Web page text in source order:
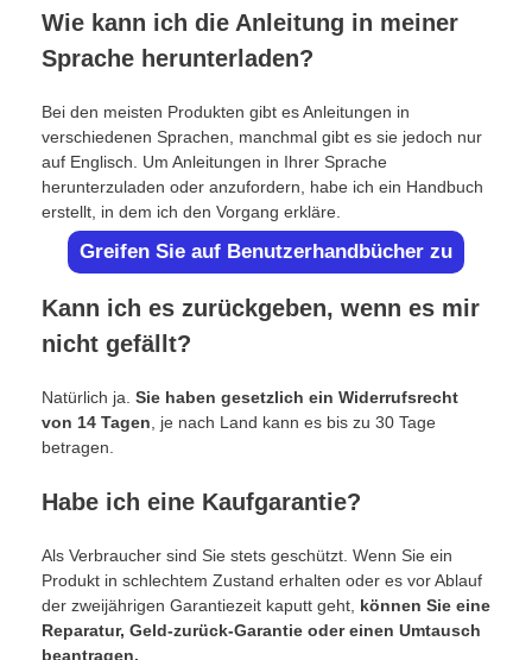
Wie kann ich die Anleitung in meiner
Sprache herunterladen?
Bei den meisten Produkten gibt es Anleitungen in
verschiedenen Sprachen, manchmal gibt es sie jedoch nur
auf Englisch. Um Anleitungen in Ihrer Sprache
herunterzuladen oder anzufordern, habe ich ein Handbuch
erstellt, in dem ich den Vorgang erkläre.
Greifen Sie auf Benutzerhandbücher zu
Kann ich es zurückgeben, wenn es mir
nicht gefällt?
Natürlich ja. Sie haben gesetzlich ein Widerrufsrecht
von 14 Tagen, je nach Land kann es bis zu 30 Tage
betragen.
Habe ich eine Kaufgarantie?
Als Verbraucher sind Sie stets geschützt. Wenn Sie ein
Produkt in schlechtem Zustand erhalten oder es vor Ablauf
der zweijährigen Garantiezeit kaputt geht, können Sie eine
Reparatur, Geld-zurück-Garantie oder einen Umtausch
beantragen.